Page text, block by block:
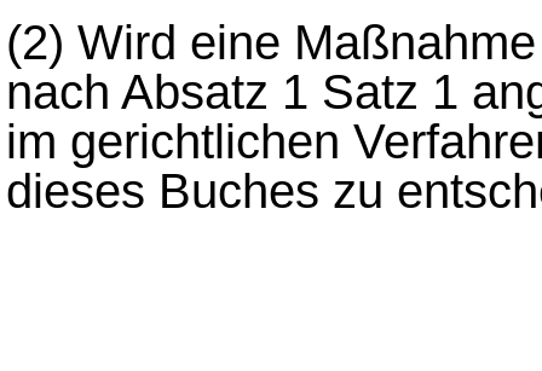
(2) Wird eine
nach Absatz 1 Satz 1
im gerichtlichen
dieses Buches zu